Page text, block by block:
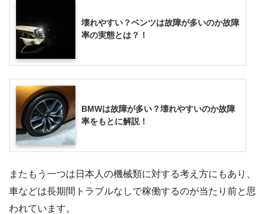
壊れやすい？ベンツは故障が多いのか故障
率の実態とは？！
BMWは故障が多い？壊れやすいのか故障
率をもとに解説！
またもう一つは日本人の機械類に対する考え方にもあり、
車などは長期間トラブルなしで稼働するのが当たり前と思
われています。